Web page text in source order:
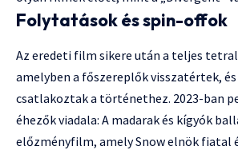
Folytatások és spin-offok
Az eredeti film sikere után a teljes
amelyben a főszereplők visszatértek,
csatlakoztak a történethez. 2023-ban
éhezők viadala: A madarak és kígyók
előzményfilm, amely Snow elnök fiatal